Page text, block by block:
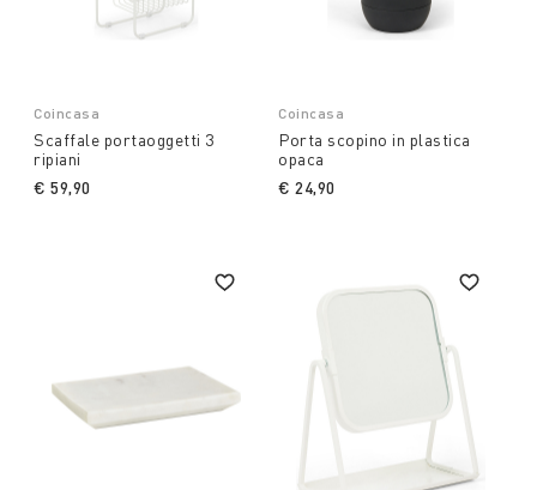
Coincasa
Scaffale portaoggetti 3
ripiani
€ 59,90
Coincasa
Porta scopino in plastica
opaca
€ 24,90